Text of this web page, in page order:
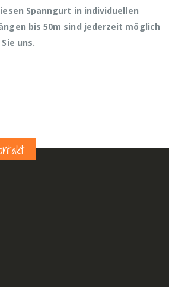
Spanngurt in individuellen
bis 50m sind jederzeit möglich
uns.